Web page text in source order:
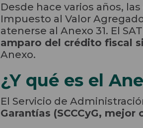
Desde hace varios años,
Impuesto al Valor
atenerse al Anexo 31. El
amparo del crédito fiscal
Anexo.
¿Y qué es el
El Servicio de
Garantías (SCCCyG,